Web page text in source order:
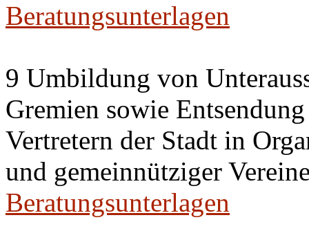
Beratungsunterlagen
9 Umbildung von
Gremien sowie
Vertretern der Stadt in
und gemeinnütziger
Beratungsunterlagen